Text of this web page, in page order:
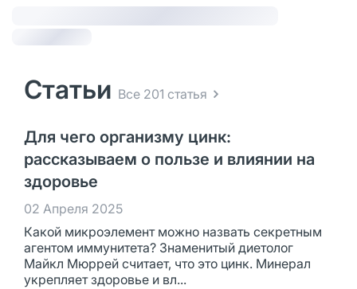
Статьи Все 201 статья
Для чего организму цинк:
рассказываем о пользе и влиянии на
здоровье
02 Апреля 2025
Какой микроэлемент можно назвать секретным
агентом иммунитета? Знаменитый диетолог
Майкл Мюррей считает, что это цинк. Минерал
укрепляет здоровье и вл...